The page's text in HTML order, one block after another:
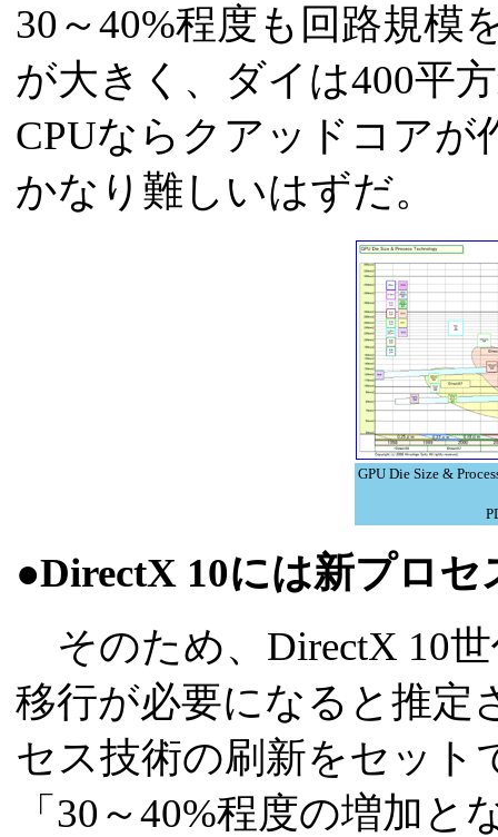
30～40%程度も回路規模
が大きく、ダイは400平
CPUならクアッドコア
かなり難しいはずだ。
GPU Die Size &
●DirectX 10には新プロセ
そのため、DirectX 10
移行が必要になると推定
セス技術の刷新をセット
「30～40%程度の増加